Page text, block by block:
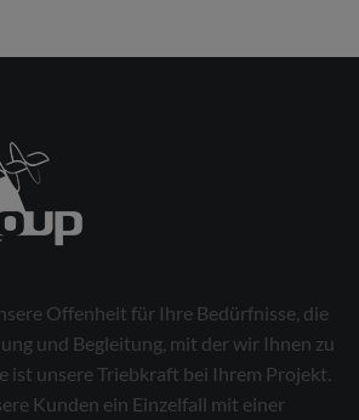
Offenheit für Ihre Bedürfnisse, die
und Begleitung, mit der wir Ihnen zu
ist unsere Triebkraft bei Ihrem Projekt.
Kunden ein Einzelfall mit einer